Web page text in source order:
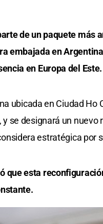
de un paquete más
embajada en
en Europa del Este.
ubicada en Ciudad
se designará un
estratégica por
que esta